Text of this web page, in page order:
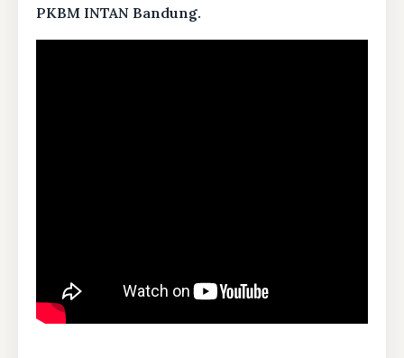
PKBM INTAN Bandung.